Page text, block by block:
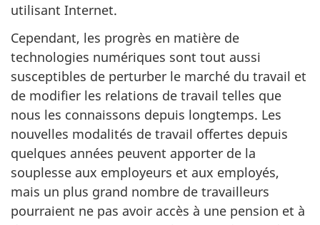
utilisant Internet.
Cependant, les progrès en matière de
technologies numériques sont tout aussi
susceptibles de perturber le marché du travail et
de modifier les relations de travail telles que
nous les connaissons depuis longtemps. Les
nouvelles modalités de travail offertes depuis
quelques années peuvent apporter de la
souplesse aux employeurs et aux employés,
mais un plus grand nombre de travailleurs
pourraient ne pas avoir accès à une pension et à